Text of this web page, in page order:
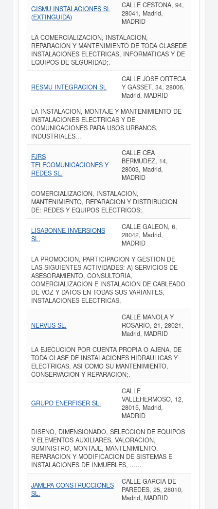
GISMU INSTALACIONES SL
(EXTINGUIDA)
CALLE CESTONA, 94,
28041, Madrid,
MADRID
LA COMERCIALIZACION, INSTALACION,
REPARACION Y MANTENIMIENTO DE TODA CLASEDE
INSTALACIONES ELECTRICAS, INFORMATICAS Y DE
EQUIPOS DE SEGURIDAD;.
RESMU INTEGRACION SL
CALLE JOSE ORTEGA
Y GASSET, 34, 28006,
Madrid, MADRID
LA INSTALACION, MONTAJE Y MANTENIMIENTO DE
INSTALACIONES ELECTRICAS Y DE
COMUNICACIONES PARA USOS URBANOS,
INDUSTRIALES...
FJRS
TELECOMUNICACIONES Y
REDES SL.
CALLE CEA
BERMUDEZ, 14,
28003, Madrid,
MADRID
COMERCIALIZACION, INSTALACION,
MANTENIMIENTO, REPARACION Y DISTRIBUCION
DE: REDES Y EQUIPOS ELECTRICOS;.
LISABONNE INVERSIONS
SL.
CALLE GALEON, 6,
28042, Madrid,
MADRID
LA PROMOCION, PARTICIPACION Y GESTION DE
LAS SIGUIENTES ACTIVIDADES: A) SERVICIOS DE
ASESORAMIENTO, CONSULTORIA,
COMERCIALIZACION E INSTALACION DE CABLEADO
DE VOZ Y DATOS EN TODAS SUS VARIANTES,
INSTALACIONES ELECTRICAS,
NERVUS SL.
CALLE MANOLA Y
ROSARIO, 21, 28021,
Madrid, MADRID
LA EJECUCION POR CUENTA PROPIA O AJENA, DE
TODA CLASE DE INSTALACIONES HIDRAULICAS Y
ELECTRICAS, ASI COMO SU MANTENIMIENTO,
CONSERVACION Y REPARACION;.
GRUPO ENERFISER SL.
CALLE
VALLEHERMOSO, 12,
28015, Madrid,
MADRID
DISENO, DIMENSIONADO, SELECCION DE EQUIPOS
Y ELEMENTOS AUXILIARES, VALORACION,
SUMINISTRO, MONTAJE, MANTENIMIENTO,
REPARACION Y MODIFICACION DE SISTEMAS E
INSTALACIONES DE INMUEBLES, ......
JAMEPA CONSTRUCCIONES
SL.
CALLE GARCIA DE
PAREDES, 25, 28010,
Madrid, MADRID